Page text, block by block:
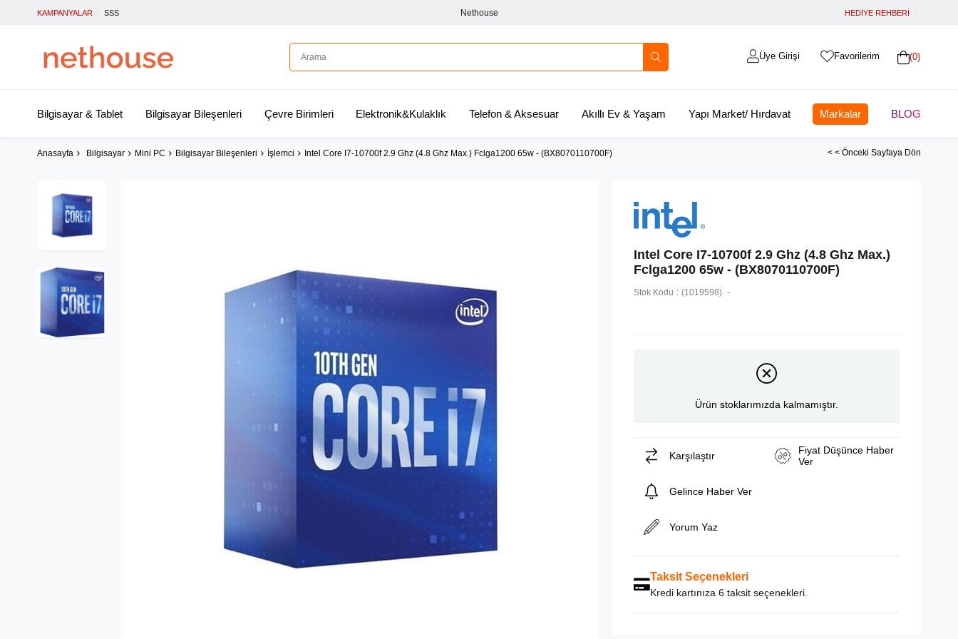
KAMPANYALAR SSS Nethouse HEDİYE REHBERİ
0
Favorilerim
Üye Girişi
Bilgisayar & Tablet Bilgisayar Bileşenleri Çevre Birimleri Elektronik&Kulaklık Telefon & Aksesuar Akıllı Ev & Yaşam Yapı Market/ Hırdavat Markalar BLOG
Anasayfa Bilgisayar Mini PC Bilgisayar Bileşenleri İşlemci Intel Core I7-10700f 2.9 Ghz (4.8 Ghz Max.) Fclga1200 65w - (BX8070110700F) < < Önceki Sayfaya Dön
Intel Core I7-10700f 2.9 Ghz (4.8 Ghz Max.)
Fclga1200 65w - (BX8070110700F)
Stok Kodu (1019598)
Ürün stoklarımızda kalmamıştır.
Karşılaştır
Fiyat Düşünce Haber
Ver
Gelince Haber Ver
Yorum Yaz
Taksit Seçenekleri
Kredi kartınıza 6 taksit seçenekleri.